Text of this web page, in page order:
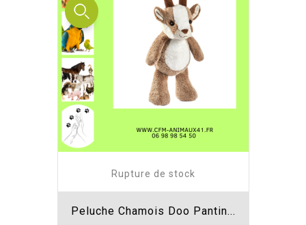
Rupture de stock
Peluche Chamois Doo Pantin...